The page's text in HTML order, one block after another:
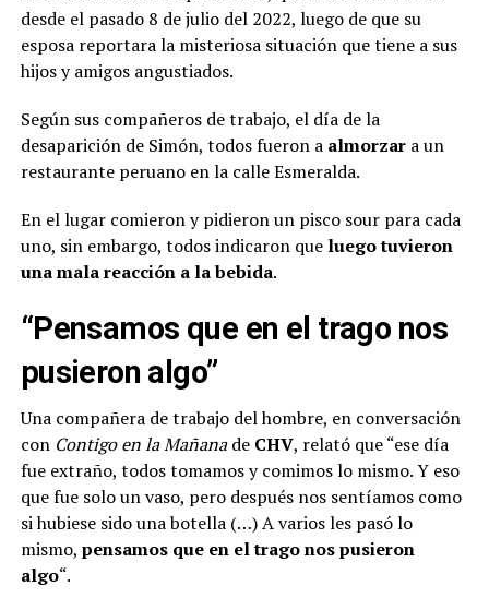
desde el pasado 8 de julio del 2022, luego de que su
esposa reportara la misteriosa situación que tiene a sus
hijos y amigos angustiados.
Según sus compañeros de trabajo, el día de la
desaparición de Simón, todos fueron a almorzara un
restaurante peruano en la calle Esmeralda.
En el lugar comieron y pidieron un pisco sour para cada
uno, sin embargo, todos indicaron que luego tuvieron
una mala reacción a la bebida.
“Pensamos que en el trago nos
pusieron algo”
Una compañera de trabajo del hombre, en conversación
con Contigo en la Mañanade CHV, relató que “ese día
fue extraño, todos tomamos y comimos lo mismo. Y eso
que fue solo un vaso, pero después nos sentíamos como
si hubiese sido una botella (…) A varios les pasó lo
mismo, pensamos que en el trago nos pusieron
algo“.